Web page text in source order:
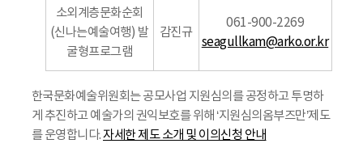
소외계층문화순회
(신나는예술여행) 발
굴형프로그램
감진규
061-900-2269
seagullkam@arko.or.kr
한국문화예술위원회는 공모사업 지원심의를 공정하고 투명하
게 추진하고 예술가의 권익보호를 위해 ‘지원심의옴부즈만’제도
를 운영합니다.자세한 제도 소개 및 이의신청 안내